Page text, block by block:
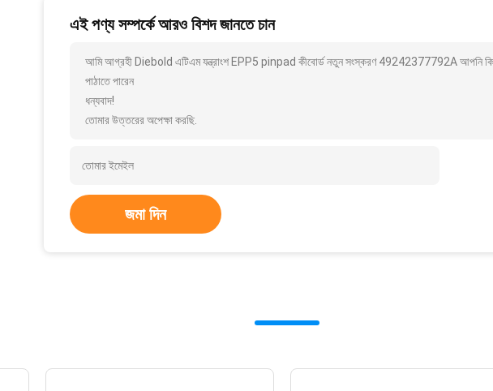
এই পণ্য সম্পর্কে আরও বিশদ জানতে চান
আমি আগ্রহী Diebold এটিএম যন্ত্রাংশ EPP5 pinpad কীবোর্ড নতুন সংস্করণ 49242377792A আপনি কি
পাঠাতে পারেন
ধন্যবাদ!
তোমার উত্তরের অপেক্ষা করছি.
জমা দিন